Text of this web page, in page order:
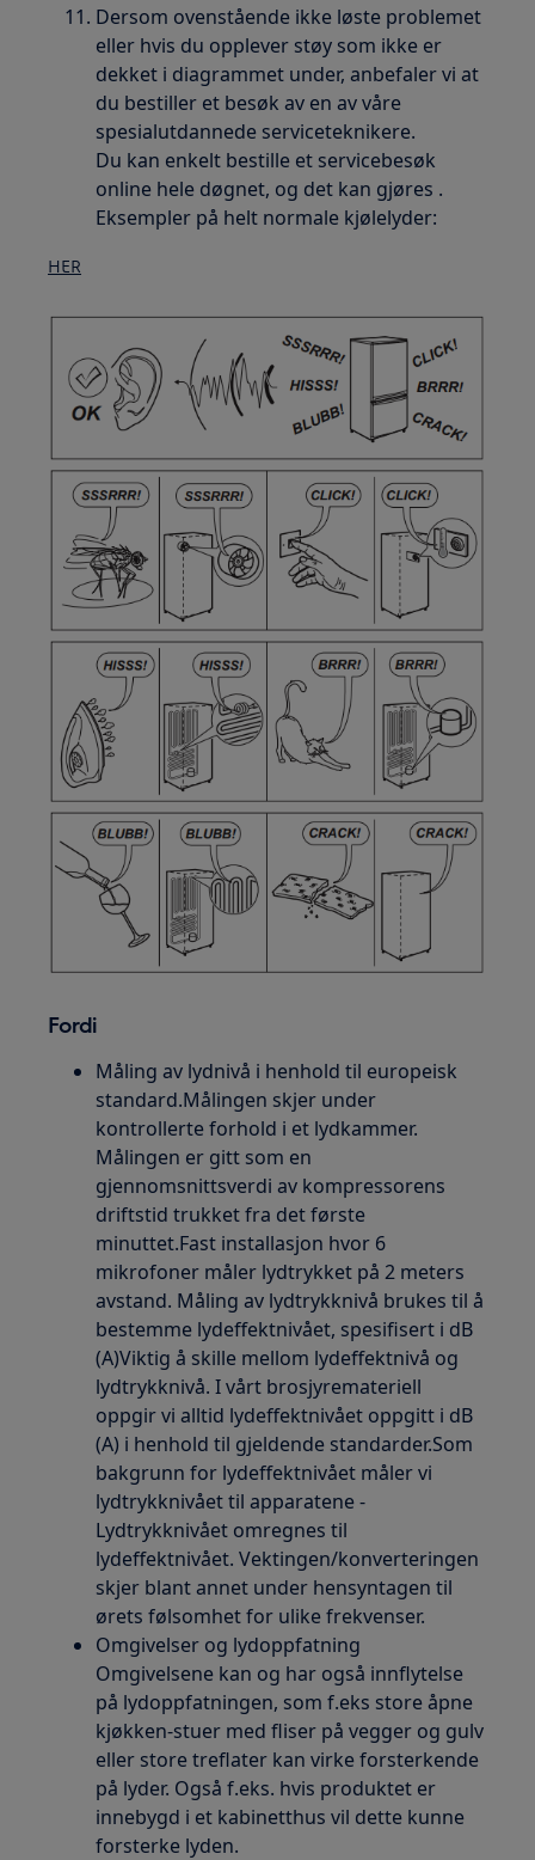
Dersom ovenstående ikke løste problemet
eller hvis du opplever støy som ikke er
dekket i diagrammet under, anbefaler vi at
du bestiller et besøk av en av våre
spesialutdannede serviceteknikere.
Du kan enkelt bestille et servicebesøk
online hele døgnet, og det kan gjøres .
Eksempler på helt normale kjølelyder:
HER
Fordi
Måling av lydnivå i henhold til europeisk
standard.Målingen skjer under
kontrollerte forhold i et lydkammer.
Målingen er gitt som en
gjennomsnittsverdi av kompressorens
driftstid trukket fra det første
minuttet.Fast installasjon hvor 6
mikrofoner måler lydtrykket på 2 meters
avstand. Måling av lydtrykknivå brukes til å
bestemme lydeffektnivået, spesifisert i dB
(A)Viktig å skille mellom lydeffektnivå og
lydtrykknivå. I vårt brosjyremateriell
oppgir vi alltid lydeffektnivået oppgitt i dB
(A) i henhold til gjeldende standarder.Som
bakgrunn for lydeffektnivået måler vi
lydtrykknivået til apparatene -
Lydtrykknivået omregnes til
lydeffektnivået. Vektingen/konverteringen
skjer blant annet under hensyntagen til
ørets følsomhet for ulike frekvenser.
Omgivelser og lydoppfatning
Omgivelsene kan og har også innflytelse
på lydoppfatningen, som f.eks store åpne
kjøkken-stuer med fliser på vegger og gulv
eller store treflater kan virke forsterkende
på lyder. Også f.eks. hvis produktet er
innebygd i et kabinetthus vil dette kunne
forsterke lyden.